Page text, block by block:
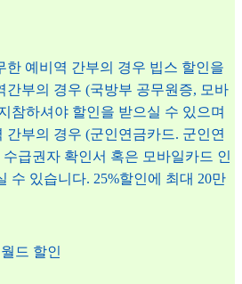
한 예비역 간부의 경우 빕스 할인을
간부의 경우 (국방부 공무원증, 모바
참하셔야 할인을 받으실 수 있으며
간부의 경우 (군인연금카드. 군인연
급권자 확인서 혹은 모바일카드 인
수 있습니다. 25%할인에 최대 20만
드 할인